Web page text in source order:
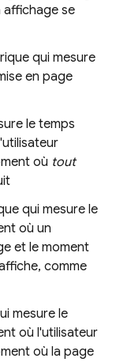
affichage se
qui mesure
en page
le temps
où tout
qui mesure le
où un
et le moment
comme
mesure le
où l'utilisateur
où la page